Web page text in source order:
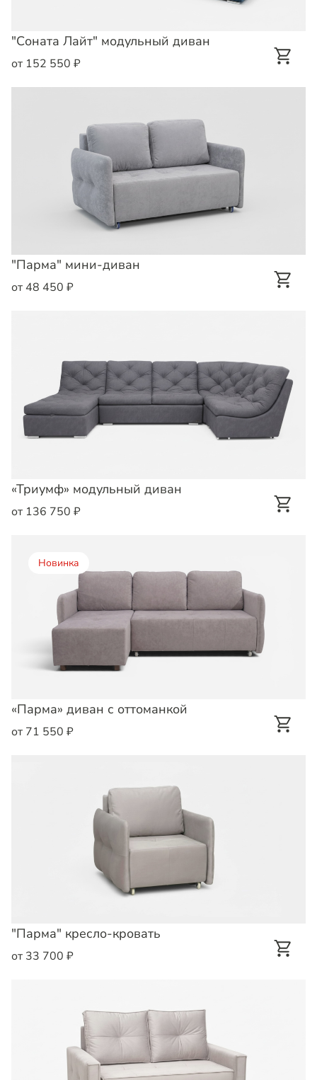
"Соната Лайт" модульный диван
от 152 550 ₽
"Парма" мини-диван
от 48 450 ₽
«Триумф» модульный диван
от 136 750 ₽
Новинка
«Парма» диван с оттоманкой
от 71 550 ₽
"Парма" кресло-кровать
от 33 700 ₽